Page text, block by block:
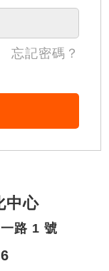
忘記密碼？
中心
路 1 號